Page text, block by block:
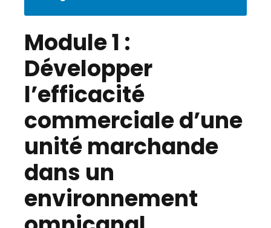
Module 1 :
Développer
l’efficacité
commerciale d’une
unité marchande
dans un
environnement